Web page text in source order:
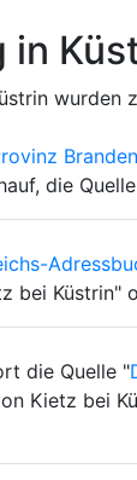
in
die
bei Küstrin"
die Quelle "
Kietz bei